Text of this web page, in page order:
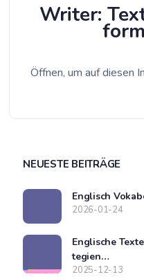
Wri­ter:
Öff­nen, um auf die­sen
NEU­ES­TE BEITRÄGE
Eng­lisch
2026-01-24
Eng­li­sche
te­gien…
2025-12-13